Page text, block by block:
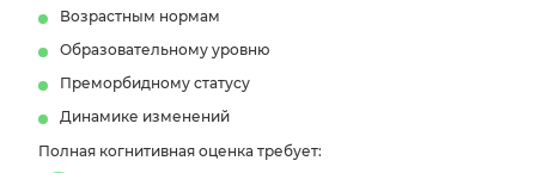
Возрастным нормам
Образовательному уровню
Преморбидному статусу
Динамике изменений
Полная когнитивная оценка требует: